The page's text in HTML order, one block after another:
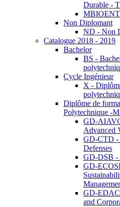
Durable -
MBIOENT
Non Diplomant
ND - Non
Catalogue 2018 - 2019
Bachelor
BS -
Cycle Ingénieur
X -
Diplôme de
Polytechnique -
GD-
Advanced
GD-CTD -
Defenses
GD-DSB -
GD-
GD-
and